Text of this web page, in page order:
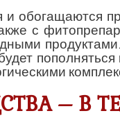
обогащаются
с
– В